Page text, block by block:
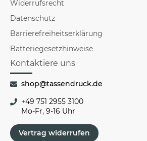
Widerrufsrecht
Datenschutz
Barrierefreiheitserklärung
Batteriegesetzhinweise
Kontaktiere uns
shop@tassendruck.de
+49 751 2955 3100
Mo-Fr, 9-16 Uhr
Vertrag widerrufen